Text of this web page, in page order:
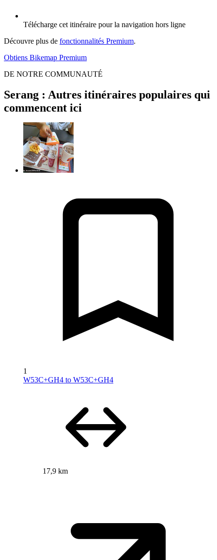
Télécharge cet itinéraire pour la navigation hors ligne
Découvre plus de fonctionnalités Premium.
Obtiens Bikemap Premium
DE NOTRE COMMUNAUTÉ
Serang : Autres itinéraires populaires qui
commencent ici
1
W53C+GH4 to W53C+GH4
17,9 km